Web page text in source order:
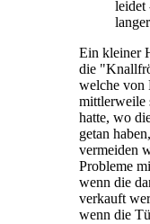
leidet
Ein kleiner
die
welche von
mittlerweile
hatte, wo
getan
vermeiden
Probleme
wenn die
verkauft
wenn die